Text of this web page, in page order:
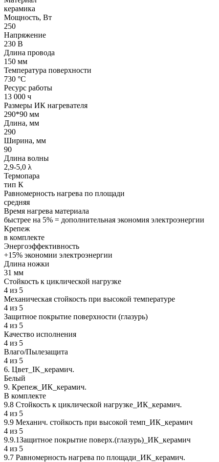
керамика
Мощность, Вт
250
Напряжение
230 В
Длина провода
150 мм
Температура поверхности
730 °С
Ресурс работы
13 000 ч
Размеры ИК нагревателя
290*90 мм
Длина, мм
290
Ширина, мм
90
Длина волны
2,9-5,0 λ
Термопара
тип К
Равномерность нагрева по площади
средняя
Время нагрева материала
быстрее на 5% = дополнительная экономия электроэнергии
Крепеж
в комплекте
Энергоэффективность
+15% экономии электроэнергии
Длина ножки
31 мм
Стойкость к циклической нагрузке
4 из 5
Механическая стойкость при высокой температуре
4 из 5
Защитное покрытие поверхности (глазурь)
4 из 5
Качество исполнения
4 из 5
Влаго/Пылезащита
4 из 5
6. Цвет_IK_керамич.
Белый
9. Крепеж_ИК_керамич.
В комплекте
9.8 Стойкость к циклической нагрузке_ИК_керамич.
4 из 5
9.9 Механич. стойкость при высокой темп_ИК_керамич
4 из 5
9.9.1Защитное покрытие поверх.(глазурь)_ИК_керамич
4 из 5
9.7 Равномерность нагрева по площади_ИК_керамич.